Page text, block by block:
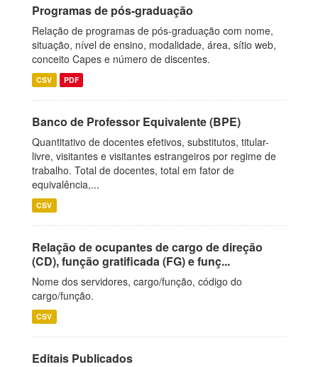
Programas de pós-graduação
Relação de programas de pós-graduação com nome,
situação, nível de ensino, modalidade, área, sítio web,
conceito Capes e número de discentes.
CSV PDF
Banco de Professor Equivalente (BPE)
Quantitativo de docentes efetivos, substitutos, titular-
livre, visitantes e visitantes estrangeiros por regime de
trabalho. Total de docentes, total em fator de
equivalência,...
CSV
Relação de ocupantes de cargo de direção
(CD), função gratificada (FG) e funç...
Nome dos servidores, cargo/função, código do
cargo/função.
CSV
Editais Publicados